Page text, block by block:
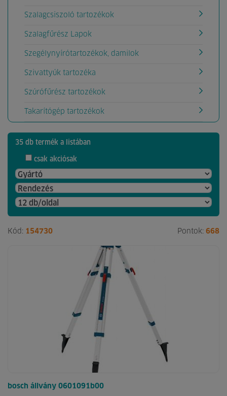
Szalagcsiszoló tartozékok
Szalagfűrész Lapok
Szegélynyírótartozékok, damilok
Szivattyúk tartozéka
Szúrófűrész tartozékok
Takarítógép tartozékok
35 db termék a listában
csak akciósak
Kód: 154730 Pontok: 668
bosch állvány 0601091b00